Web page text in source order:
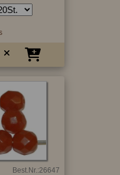
Best.Nr.:26647